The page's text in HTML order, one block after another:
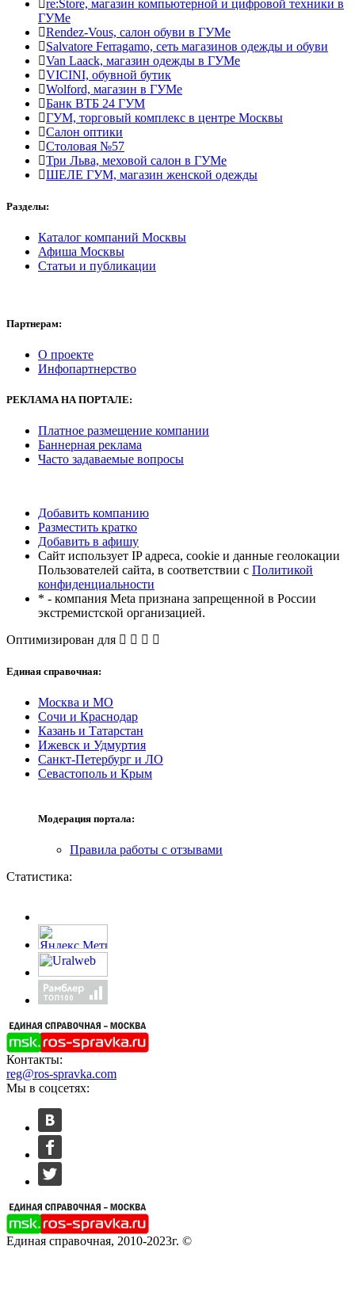
re:Store, магазин компьютерной и цифровой техники в
ГУМе
Rendez-Vous, салон обуви в ГУМе
Salvatore Ferragamo, сеть магазинов одежды и обуви
Van Laack, магазин одежды в ГУМе
VICINI, обувной бутик
Wolford, магазин в ГУМе
Банк ВТБ 24 ГУМ
ГУМ, торговый комплекс в центре Москвы
Салон оптики
Столовая №57
Три Льва, меховой салон в ГУМе
ШЕЛЕ ГУМ, магазин женской одежды
Разделы:
Каталог компаний Москвы
Афиша Москвы
Статьи и публикации
Партнерам:
О проекте
Инфопартнерство
РЕКЛАМАНА ПОРТАЛЕ:
Платное размещение компании
Баннерная реклама
Часто задаваемые вопросы
Добавить компанию
Разместить кратко
Добавить в афишу
Сайт использует IP адреса, cookie и данные геолокации
Пользователей сайта, в соответствии с Политикой
конфиденциальности
* - компания Meta признана запрещенной в России
экстремистской организацией.
Оптимизирован для
Единая справочная:
Москва и МО
Сочи и Краснодар
Казань и Татарстан
Ижевск и Удмуртия
Санкт-Петербург и ЛО
Севастополь и Крым
Модерация портала:
Правила работы с отзывами
Статистика:
Контакты:
reg@ros-spravka.com
Мы в соцсетях:
Единая справочная, 2010-2023г. ©